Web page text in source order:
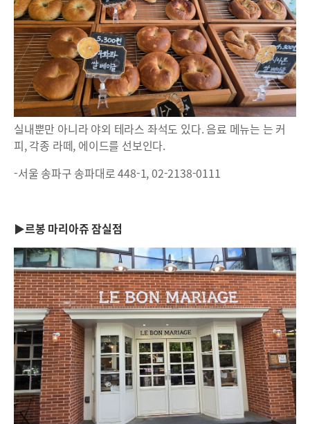
실내뿐만 아니라 야외 테라스 좌석도 있다. 음료 메뉴는 는 커
피, 각종 라떼, 에이드를 선보인다.
-서울 송파구 송파대로 448-1, 02-2138-0111
▶르봉 마리아쥬 잠실점